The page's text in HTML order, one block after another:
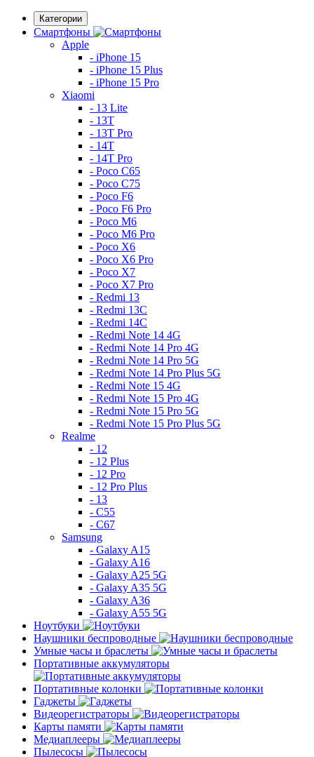
Категории
Смартфоны
Apple
- iPhone 15
- iPhone 15 Plus
- iPhone 15 Pro
Xiaomi
- 13 Lite
- 13T
- 13T Pro
- 14T
- 14T Pro
- Poco C65
- Poco C75
- Poco F6
- Poco F6 Pro
- Poco M6
- Poco M6 Pro
- Poco X6
- Poco X6 Pro
- Poco X7
- Poco X7 Pro
- Redmi 13
- Redmi 13C
- Redmi 14C
- Redmi Note 14 4G
- Redmi Note 14 Pro 4G
- Redmi Note 14 Pro 5G
- Redmi Note 14 Pro Plus 5G
- Redmi Note 15 4G
- Redmi Note 15 Pro 4G
- Redmi Note 15 Pro 5G
- Redmi Note 15 Pro Plus 5G
Realme
- 12
- 12 Plus
- 12 Pro
- 12 Pro Plus
- 13
- C55
- C67
Samsung
- Galaxy A15
- Galaxy A16
- Galaxy A25 5G
- Galaxy A35 5G
- Galaxy A36
- Galaxy A55 5G
Ноутбуки
Наушники беспроводные
Умные часы и браслеты
Портативные аккумуляторы
Портативные колонки
Гаджеты
Видеорегистраторы
Карты памяти
Медиаплееры
Пылесосы